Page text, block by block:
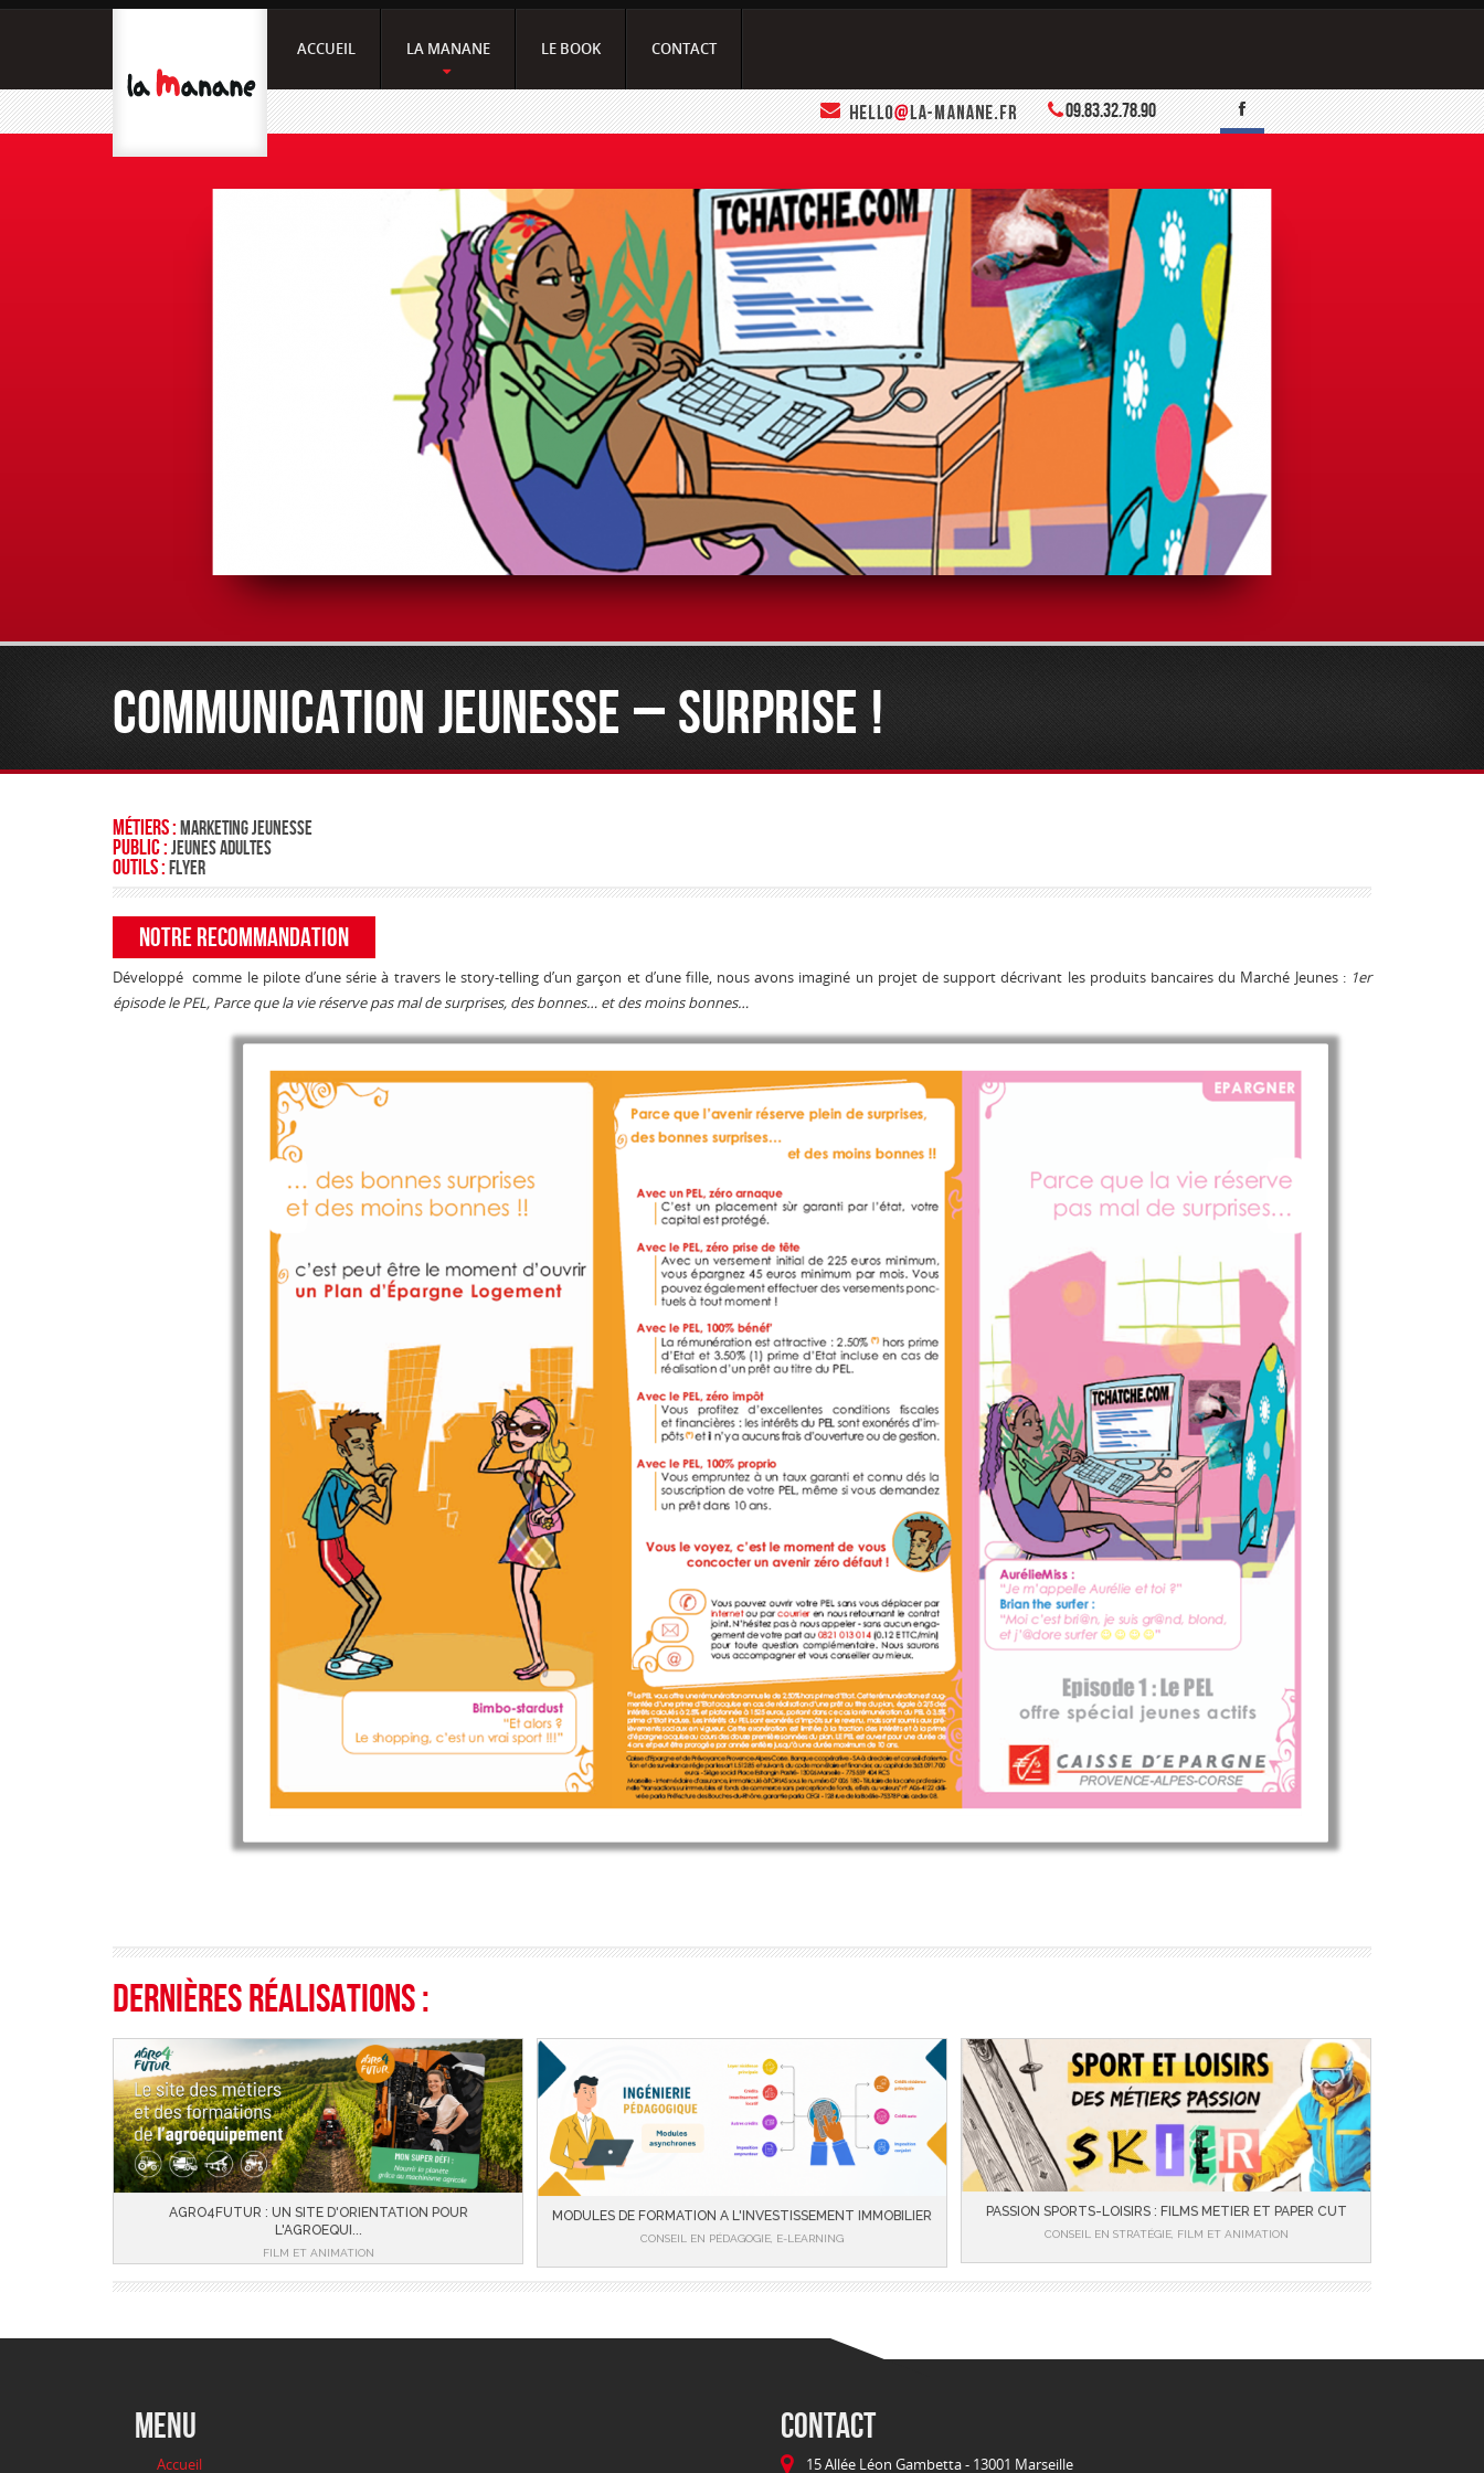
ACCUEIL LA MANANE LE BOOK CONTACT
09.83.32.78.90
COMMUNICATION JEUNESSE – SURPRISE !
Métiers : Marketing Jeunesse
Public : Jeunes adultes
Outils : Flyer
NOTRE RECOMMANDATION
Développé comme le pilote d’une série à travers le story-telling d’un garçon et d’une fille, nous avons imaginé un projet de support décrivant les produits bancaires du Marché Jeunes : 1er
épisode le PEL, Parce que la vie réserve pas mal de surprises, des bonnes… et des moins bonnes…
Dernières réalisations :
AGRO4FUTUR : UN SITE D'ORIENTATION POUR
L'AGROEQUI...
FILM ET ANIMATION
MODULES DE FORMATION A L'INVESTISSEMENT IMMOBILIER
CONSEIL EN PÉDAGOGIE, E-LEARNING
PASSION SPORTS-LOISIRS : FILMS METIER ET PAPER CUT
CONSEIL EN STRATÉGIE, FILM ET ANIMATION
menu
Accueil
CONTACT
15 Allée Léon Gambetta - 13001 Marseille